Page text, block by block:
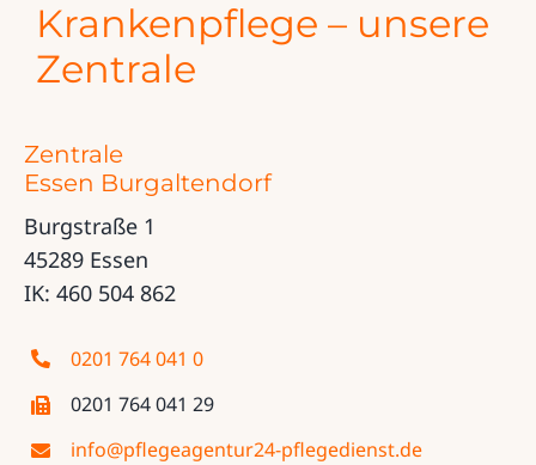
Krankenpflege – unsere
Zentrale
Zentrale
Essen Burgaltendorf
Burgstraße 1
45289 Essen
IK: 460 504 862
0201 764 041 0
0201 764 041 29
info@pflegeagentur24-pflegedienst.de